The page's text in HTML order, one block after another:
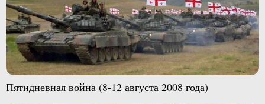
Пятидневная война (8-12 августа 2008 года)